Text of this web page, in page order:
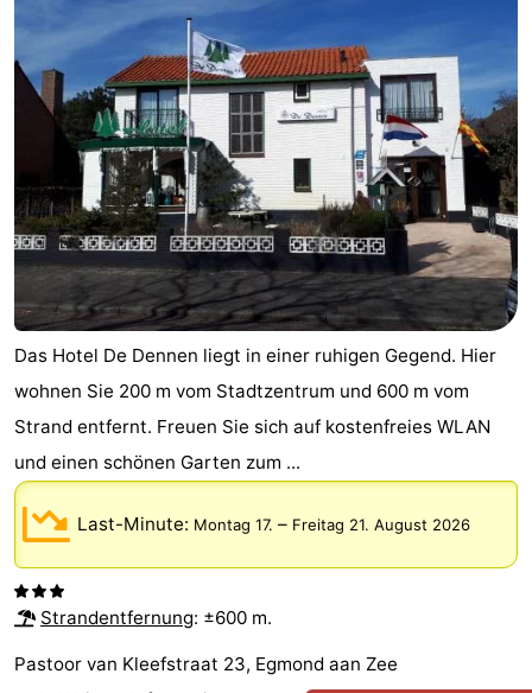
Egmont
Glory
Ferienhäuser
Buiten
Bergen
-
De
Woudhoeve
-
Duinpark
Egmond
Kustpark
Egmond
aan
Zee
Hotels
Zimmer
(mit
Frühstück)
Lastminutes
Strand
Sehen
&
tun
-
Museen
-
Das Hotel De Dennen liegt in einer ruhigen Gegend. Hier
wohnen Sie 200 m vom Stadtzentrum und 600 m vom
Strand entfernt. Freuen Sie sich auf kostenfreies WLAN
und einen schönen Garten zum ...
Last-Minute: Montag 17. – Freitag 21. August 2026
Strandentfernung: ±600 m.
Pastoor van Kleefstraat 23, Egmond aan Zee